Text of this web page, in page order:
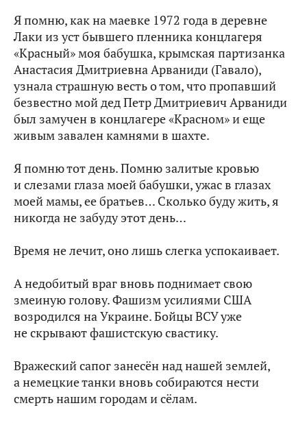
Я помню, как на маевке 1972 года в деревне
Лаки из уст бывшего пленника концлагеря
«Красный» моя бабушка, крымская партизанка
Анастасия Дмитриевна Арваниди (Гавало),
узнала страшную весть о том, что пропавший
безвестно мой дед Петр Дмитриевич Арваниди
был замучен в концлагере «Красном» и еще
живым завален камнями в шахте.
Я помню тот день. Помню залитые кровью
и слезами глаза моей бабушки, ужас в глазах
моей мамы, ее братьев… Сколько буду жить, я
никогда не забуду этот день…
Время не лечит, оно лишь слегка успокаивает.
А недобитый враг вновь поднимает свою
змеиную голову. Фашизм усилиями США
возродился на Украине. Бойцы ВСУ уже
не скрывают фашистскую свастику.
Вражеский сапог занесён над нашей землей,
а немецкие танки вновь собираются нести
смерть нашим городам и сёлам.